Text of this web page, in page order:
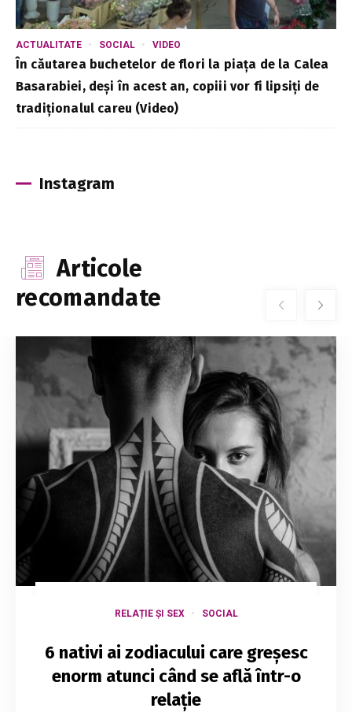
ACTUALITATE SOCIAL VIDEO
În căutarea buchetelor de flori la piața de la Calea
Basarabiei, deși în acest an, copiii vor fi lipsiți de
tradiționalul careu (Video)
Instagram
Articole
recomandate
RELAȚIE ȘI SEX SOCIAL
6 nativi ai zodiacului care greșesc
enorm atunci când se află într-o
relație